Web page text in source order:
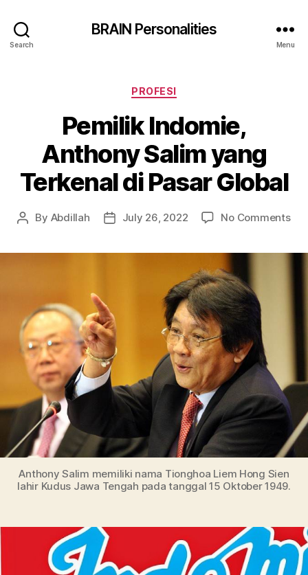
Search
BRAIN Personalities
Menu
Categories
PROFESI
Pemilik Indomie,
Anthony Salim yang
Terkenal di Pasar Global
Post
By Abdillah
PostJuly 26, 2022 No Commentson
Anthony Salim memiliki nama Tionghoa Liem Hong Sien
lahir Kudus Jawa Tengah pada tanggal 15 Oktober 1949.